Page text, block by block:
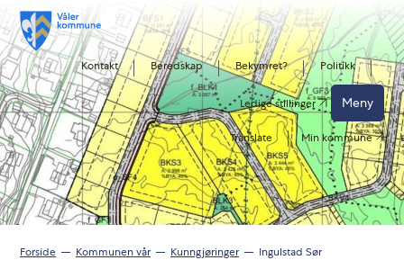
Kontakt Beredskap Bekymret? Politikk
Ledige stillinger Meny
Translate Min kommune
Forside Kommunen vår Kunngjøringer Ingulstad Sør